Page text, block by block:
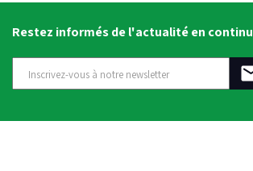
Restez informés de l'actualité en continu